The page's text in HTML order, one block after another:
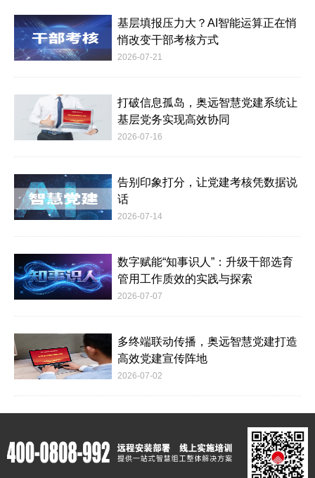
基层填报压力大？AI智能运算正在悄
悄改变干部考核方式
2026-07-21
打破信息孤岛，奥远智慧党建系统让
基层党务实现高效协同
2026-07-16
告别印象打分，让党建考核凭数据说
话
2026-07-14
数字赋能“知事识人”：升级干部选育
管用工作质效的实践与探索
2026-07-07
多终端联动传播，奥远智慧党建打造
高效党建宣传阵地
2026-07-02